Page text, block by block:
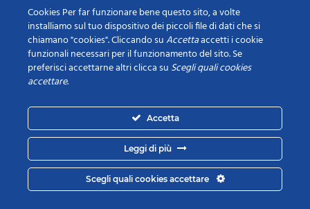
Cookies Per far funzionare bene questo sito, a volte
installiamo sul tuo dispositivo dei piccoli file di dati che si
chiamano "cookies". Cliccando suAccettaaccetti i cookie
funzionali necessari per il funzionamento del sito. Se
preferisci accettarne altri clicca su Scegli quali cookies
accettare.
Accetta
Leggi di più
Scegli quali cookies accettare